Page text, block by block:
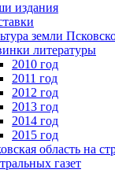
издания
земли
литературы
2010 год
2011 год
2012 год
2013 год
2014 год
2015 год
область на
газет